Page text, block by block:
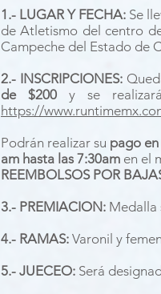
1.- LUGAR Y FECHA: Se
de Atletismo del centro
Campeche del Estado de
2.- INSCRIPCIONES:
de $200 y se
https://
Podrán realizar su pago
am hasta las 7:30am en el
REEMBOLSOS POR
3.- PREMIACION: Medalla
4.- RAMAS: Varonil y
5.- JUECEO: Será